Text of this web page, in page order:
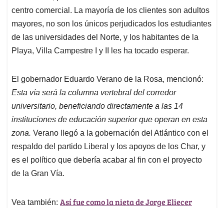
centro comercial. La mayoría de los clientes son adultos
mayores, no son los únicos perjudicados los estudiantes
de las universidades del Norte, y los habitantes de la
Playa, Villa Campestre I y II les ha tocado esperar.
El gobernador Eduardo Verano de la Rosa, mencionó:
Esta vía será la columna vertebral del corredor
universitario, beneficiando directamente a las 14
instituciones de educación superior que operan en esta
zona. Verano llegó a la gobernación del Atlántico con el
respaldo del partido Liberal y los apoyos de los Char, y
es el político que debería acabar al fin con el proyecto
de la Gran Vía.
Vea también: Así fue como la nieta de Jorge Eliecer